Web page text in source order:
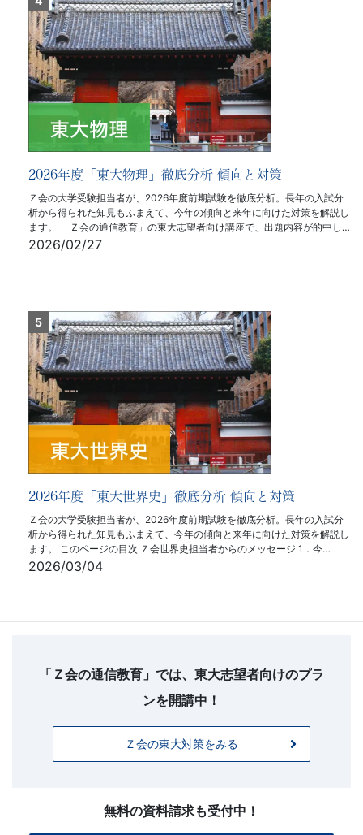
2026年度「東大物理」徹底分析 傾向と対策
Ｚ会の大学受験担当者が、2026年度前期試験を徹底分析。長年の入試分
析から得られた知見もふまえて、今年の傾向と来年に向けた対策を解説し
ます。 「Ｚ会の通信教育」の東大志望者向け講座で、出題内容が的中し…
2026/02/27
2026年度「東大世界史」徹底分析 傾向と対策
Ｚ会の大学受験担当者が、2026年度前期試験を徹底分析。長年の入試分
析から得られた知見もふまえて、今年の傾向と来年に向けた対策を解説し
ます。 このページの目次 Ｚ会世界史担当者からのメッセージ 1．今…
2026/03/04
「Ｚ会の通信教育」では、東大志望者向けのプラ
ンを開講中！
Ｚ会の東大対策をみる
無料の資料請求も受付中！